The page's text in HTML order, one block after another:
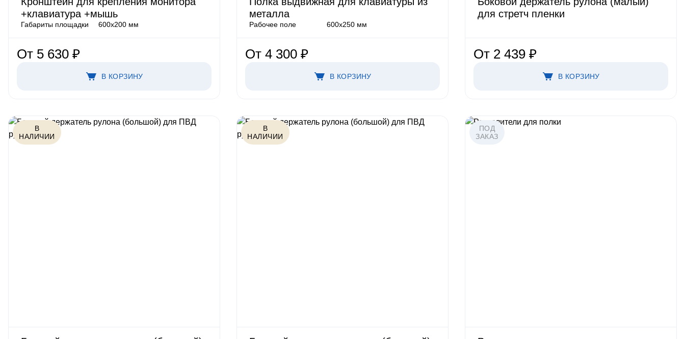
+клавиатура +мышь
Габариты площадки 600х200 мм
От 5 630 ₽
В КОРЗИНУ
металла
Рабочее поле 600х250 мм
От 4 300 ₽
В КОРЗИНУ
для стретч пленки
От 2 439 ₽
В КОРЗИНУ
В
НАЛИЧИИ
В
НАЛИЧИИ
ПОД
ЗАКАЗ